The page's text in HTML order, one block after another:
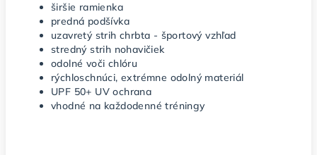
širšie ramienka
predná podšívka
uzavretý strih chrbta - športový vzhľad
stredný strih nohavičiek
odolné voči chlóru
rýchloschnúci, extrémne odolný materiál
UPF 50+ UV ochrana
vhodné na každodenné tréningy